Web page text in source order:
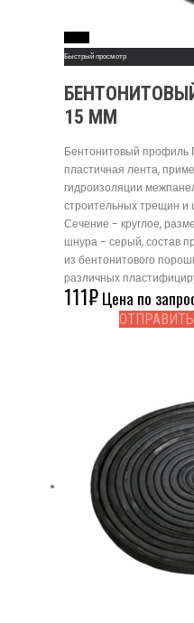
Быстрый просмотр
15 ММ
Бентонитовый профиль
пластичная лента,
гидроизоляции
строительных трещин и
Сечение - круглое,
шнура - серый, состав
из бентонитового
различных
111₽Цена по